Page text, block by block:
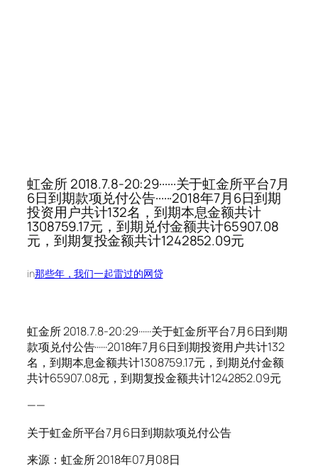
虹金所 2018.7.8-20:29······关于虹金所平台7月
6日到期款项兑付公告······2018年7月6日到期
投资用户共计132名，到期本息金额共计
1308759.17元，到期兑付金额共计65907.08
元，到期复投金额共计1242852.09元
in那些年，我们一起雷过的网贷
虹金所 2018.7.8-20:29······关于虹金所平台7月6日到期
款项兑付公告······2018年7月6日到期投资用户共计132
名，到期本息金额共计1308759.17元，到期兑付金额
共计65907.08元，到期复投金额共计1242852.09元
——
关于虹金所平台7月6日到期款项兑付公告
来源：虹金所 2018年07月08日